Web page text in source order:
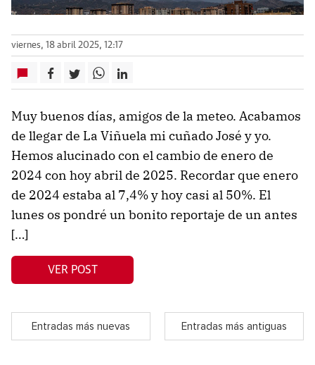
viernes, 18 abril 2025, 12:17
Muy buenos días, amigos de la meteo. Acabamos
de llegar de La Viñuela mi cuñado José y yo.
Hemos alucinado con el cambio de enero de
2024 con hoy abril de 2025. Recordar que enero
de 2024 estaba al 7,4% y hoy casi al 50%. El
lunes os pondré un bonito reportaje de un antes
[…]
VER POST
Entradas más nuevas Entradas más antiguas